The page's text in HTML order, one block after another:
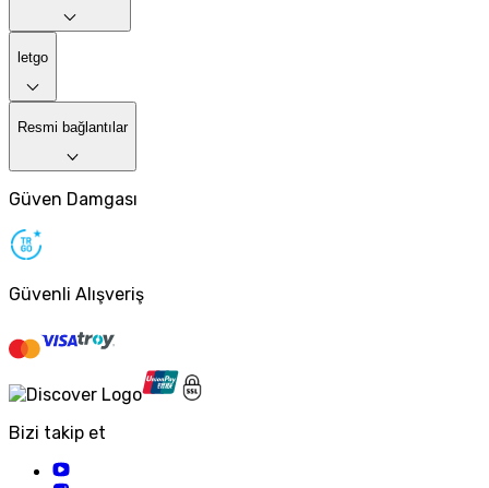
letgo
Resmi bağlantılar
Güven Damgası
Güvenli Alışveriş
Bizi takip et